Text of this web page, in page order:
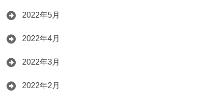
2022年5月
2022年4月
2022年3月
2022年2月